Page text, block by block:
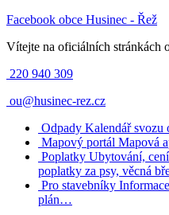
Facebook obce Husinec - Řež
Vítejte na oficiálních stránkách
220 940 309
ou@husinec-rez.cz
Odpady Kalendář svozu
Mapový portál Mapová
Poplatky Ubytování,
poplatky za psy, věcná
Pro stavebníky
plán…